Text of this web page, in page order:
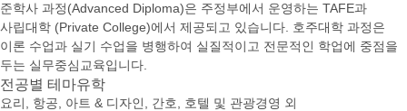
준학사 과정(Advanced Diploma)은 주정부에서 운영하는 TAFE과
사립대학 (Private College)에서 제공되고 있습니다. 호주대학 과정은
이론 수업과 실기 수업을 병행하여 실질적이고 전문적인 학업에 중점을
두는 실무중심교육입니다.
전공별 테마유학
요리, 항공, 아트 & 디자인, 간호, 호텔 및 관광경영 외